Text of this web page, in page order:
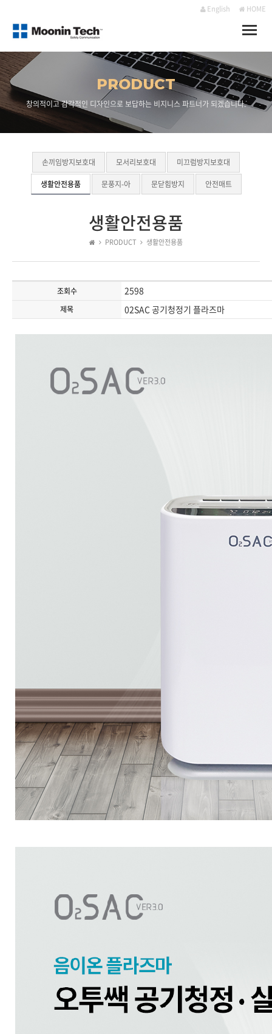
English HOME
Toggle
PRODUCT
창의적이고 감각적인 디자인으로 보답하는 비지니스 파트너가 되겠습니다.
손끼임방지보호대 모서리보호대
미끄럼방지보호대
생활안전용품
문풍지-아 문닫힘방지 안전매트
생활안전용품
PRODUCT 생활안전용품
조회수 2598
제목 02SAC 공기청정기 플라즈마